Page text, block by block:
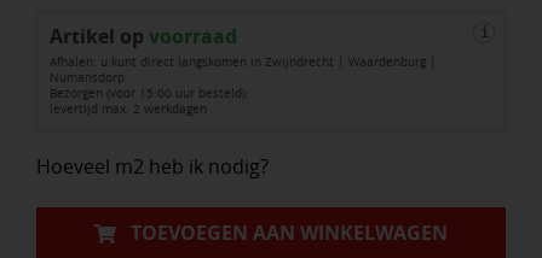
KOMO
verkeerssteen
wit
aantal
Artikel op voorraad
Afhalen: u kunt direct langskomen in Zwijndrecht | Waardenburg |
Numansdorp
Bezorgen (voor 15:00 uur besteld):
levertijd max. 2 werkdagen
i
Hoeveel m2 heb ik nodig?
TOEVOEGEN AAN WINKELWAGEN